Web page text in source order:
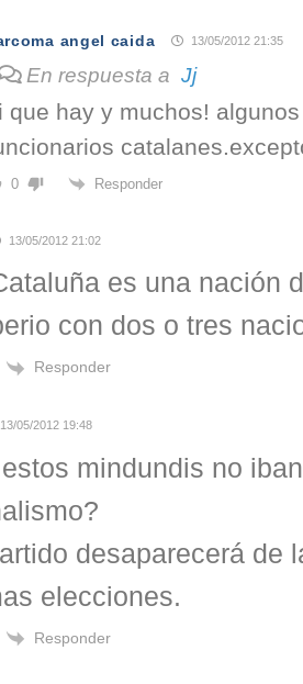
angel caida 13/05/2012 21:35
En respuesta a Jj
que hay y muchos!
0 Responder
13/05/2012 21:02
es una nación
con dos o tres
Responder
13/05/2012 19:48
mindundis no
desaparecerá de
elecciones.
Responder